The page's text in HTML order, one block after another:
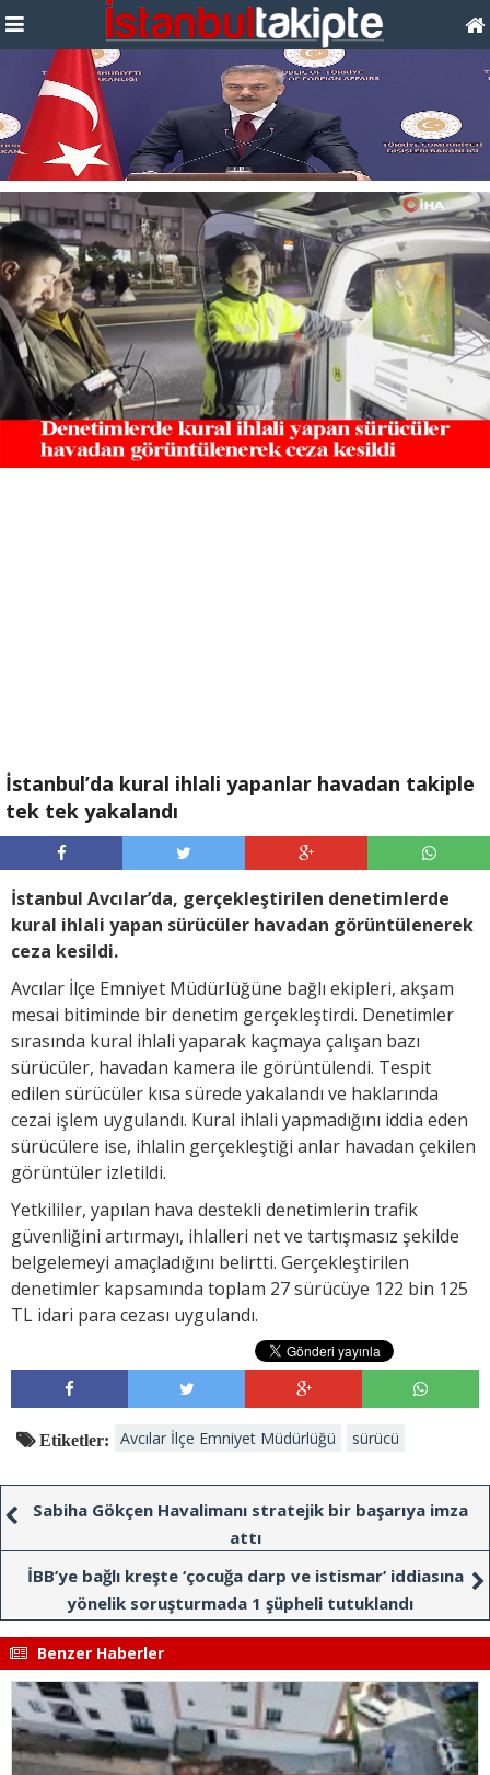
İstanbul’da kural ihlali yapanlar havadan takiple
tek tek yakalandı
İstanbul Avcılar’da, gerçekleştirilen denetimlerde
kural ihlali yapan sürücüler havadan görüntülenerek
ceza kesildi.
Avcılar İlçe Emniyet Müdürlüğüne bağlı ekipleri, akşam
mesai bitiminde bir denetim gerçekleştirdi. Denetimler
sırasında kural ihlali yaparak kaçmaya çalışan bazı
sürücüler, havadan kamera ile görüntülendi. Tespit
edilen sürücüler kısa sürede yakalandı ve haklarında
cezai işlem uygulandı. Kural ihlali yapmadığını iddia eden
sürücülere ise, ihlalin gerçekleştiği anlar havadan çekilen
görüntüler izletildi.
Yetkililer, yapılan hava destekli denetimlerin trafik
güvenliğini artırmayı, ihlalleri net ve tartışmasız şekilde
belgelemeyi amaçladığını belirtti. Gerçekleştirilen
denetimler kapsamında toplam 27 sürücüye 122 bin 125
TL idari para cezası uygulandı.
Etiketler: Avcılar İlçe Emniyet Müdürlüğü sürücü
Sabiha Gökçen Havalimanı stratejik bir başarıya imza
attı
İBB’ye bağlı kreşte ‘çocuğa darp ve istismar’ iddiasına
yönelik soruşturmada 1 şüpheli tutuklandı
Benzer Haberler